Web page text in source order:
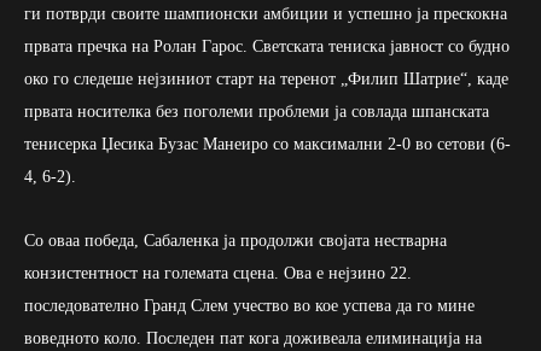
ги потврди своите шампионски амбиции и успешно ја прескокна
првата пречка на Ролан Гарос. Светската тениска јавност со будно
око го следеше нејзиниот старт на теренот „Филип Шатрие“, каде
првата носителка без поголеми проблеми ја совлада шпанската
тенисерка Џесика Бузас Манеиро со максимални 2-0 во сетови (6-
4, 6-2).
Со оваа победа, Сабаленка ја продолжи својата нестварна
конзистентност на големата сцена. Ова е нејзино 22.
последователно Гранд Слем учество во кое успева да го мине
воведното коло. Последен пат кога доживеала елиминација на